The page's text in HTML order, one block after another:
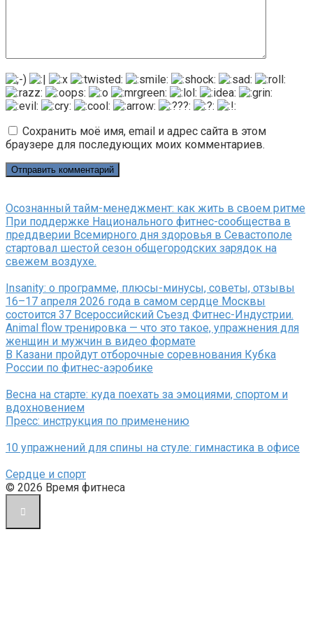
Сохранить моё имя, email и адрес сайта в этом
браузере для последующих моих комментариев.
Осознанный тайм-менеджмент: как жить в своем ритме
При поддержке Национального фитнес-сообщества в
преддверии Всемирного дня здоровья в Севастополе
стартовал шестой сезон общегородских зарядок на
свежем воздухе.
Insanity: о программе, плюсы-минусы, советы, отзывы
16–17 апреля 2026 года в самом сердце Москвы
состоится 37 Всероссийский Съезд Фитнес-Индустрии.
Animal flow тренировка — что это такое, упражнения для
женщин и мужчин в видео формате
В Казани пройдут отборочные соревнования Кубка
России по фитнес-аэробике
Весна на старте: куда поехать за эмоциями, спортом и
вдохновением
Пресс: инструкция по применению
10 упражнений для спины на стуле: гимнастика в офисе
Сердце и спорт
© 2026 Время фитнеса